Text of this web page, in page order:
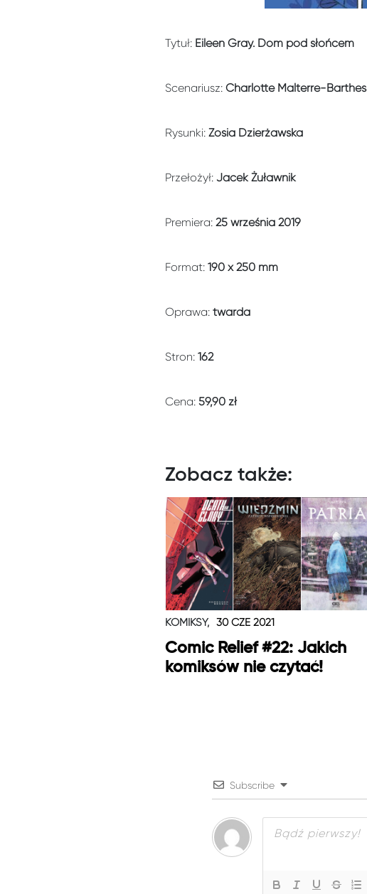
Tytuł: Eileen Gray. Dom pod słońcem
Scenariusz: Charlotte Malterre-Barthes
Rysunki: Zosia Dzierżawska
Przełożył: Jacek Żuławnik
Premiera: 25 września 2019
Format: 190 x 250 mm
Oprawa: twarda
Stron: 162
Cena: 59,90 zł
Zobacz także:
KOMIKSY, 30 CZE 2021
Comic Relief #22: Jakich
komiksów nie czytać!
Subscribe